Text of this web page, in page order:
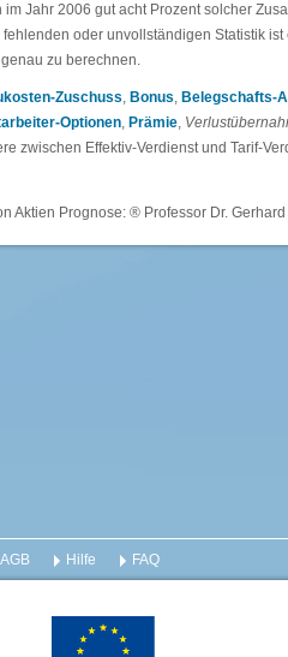
Jahr 2006 gut acht Prozent solcher
oder unvollständigen Statistik
genau zu berechnen.
Zuschuss, Bonus, Belegschafts-
Optionen, Prämie,
zwischen Effektiv-Verdienst und Tarif-
Aktien Prognose: ® Professor Dr.
AGB Hilfe FAQ